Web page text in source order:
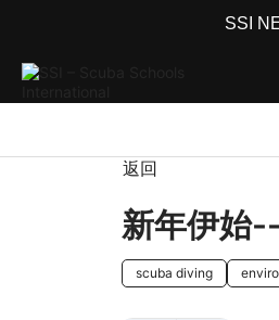
SSI
返回
新年伊始
scuba diving